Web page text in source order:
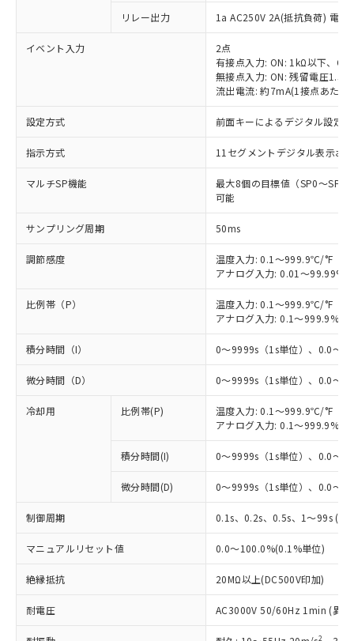
リレー出力 1a AC250V 2A(抵抗負荷) 電
イベント入力
2点
有接点入力: ON: 1kΩ以下、
無接点入力: ON: 残留電圧1.5V
流出電流: 約7mA(1接点あたり)
設定方式 前面キーによるデジタル設定
指示方式 11セグメントデジタル表示お
マルチSP機能
最大8個の目標値（SP0～SP7
可能
サンプリング周期 50ms
調節感度
温度入力: 0.1～999.9℃/°F（
アナログ入力: 0.01～
比例帯（P）
温度入力: 0.1～999.9℃/°F（
アナログ入力: 0.1～999.9%FS
積分時間（I） 0～9999s（1s単位）、0.0～
微分時間（D） 0～9999s（1s単位）、0.0～
冷却用 比例帯(P)
温度入力: 0.1～999.9℃/°F（
アナログ入力: 0.1～999.9%FS
積分時間(I) 0～9999s（1s単位）、0.0～
微分時間(D) 0～9999s（1s単位）、0.0～
制御周期 0.1s、0.2s、0.5s、1～99s (1s
マニュアルリセット値 0.0～100.0%(0.1%単位)
絶縁抵抗 20MΩ以上(DC500V印加)
耐電圧 AC3000V 50/60Hz 1min (異極
2
※1 対応状況
対応済み：EU RoHS指令（10物質）の
非含有に対応した製品が提供可能な商品で